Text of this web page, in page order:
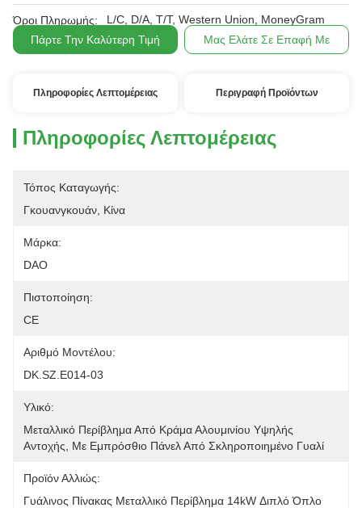
Όροι Πληρωμής:
L/C, D/A, T/T, Western Union, MoneyGram
Πάρτε Την Καλύτερη Τιμή
Μας Ελάτε Σε Επαφή Με
Πληροφορίες Λεπτομέρειας Περιγραφή Προϊόντων
Πληροφορίες Λεπτομέρειας
Τόπος Καταγωγής:
Γκουανγκουάν, Κίνα
Μάρκα:
DAO
Πιστοποίηση:
CE
Αριθμό Μοντέλου:
DK.SZ.E014-03
Υλικό:
Μεταλλικό Περίβλημα Από Κράμα Αλουμινίου Υψηλής
Αντοχής, Με Εμπρόσθιο Πάνελ Από Σκληροποιημένο Γυαλί
Προϊόν Αλλιώς:
Γυάλινος Πίνακας Μεταλλικό Περίβλημα 14kW Διπλό Όπλο